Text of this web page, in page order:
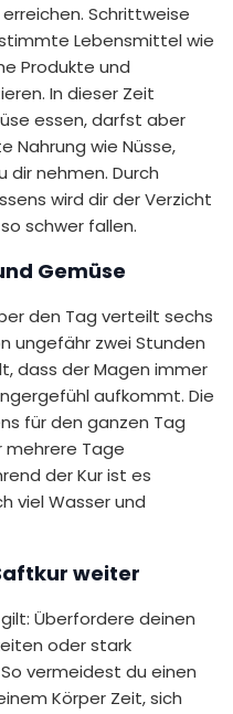
Schrittweise
Lebensmittel wie
Produkte und
In dieser Zeit
essen, darfst aber
Nahrung wie Nüsse,
dir nehmen. Durch
wird dir der Verzicht
schwer fallen.
Gemüse
den Tag verteilt sechs
ungefähr zwei Stunden
dass der Magen immer
aufkommt. Die
für den ganzen Tag
Tage
der Kur ist es
viel Wasser und
weiter
Überfordere deinen
oder stark
vermeidest du einen
Körper Zeit, sich